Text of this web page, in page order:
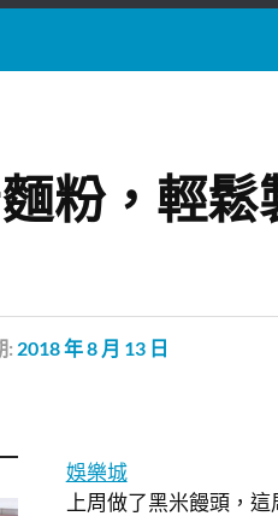
粉，輕
: 2018 年 8 月 13 日
娛樂城
上周做了黑米饅頭，